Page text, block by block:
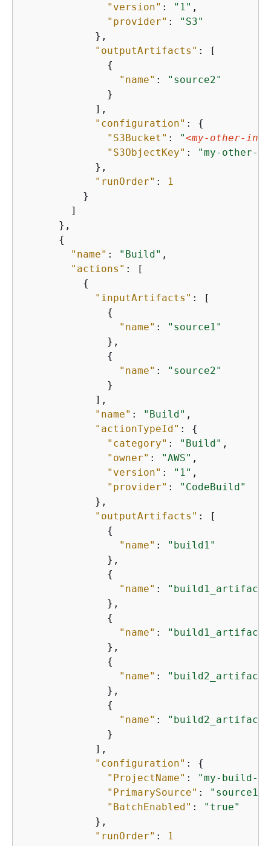
"version" : "1" ,
"provider" :
"S3"
            },
"outputArtifacts" : [
{
"name" :
"source2"
              }
            ],
"configuration" : {
"S3Bucket" : "<my-other-
"S3ObjectKey" :
"my-other-
            },
"runOrder" :
1
          }
        ]
      },
{
"name" : "Build" ,
"actions" : [
{
"inputArtifacts" : [
{
"name" :
"source1"
              },
{
"name" :
"source2"
              }
            ],
"name" : "Build" ,
"actionTypeId" : {
"category" : "Build" ,
"owner" : "AWS" ,
"version" : "1" ,
"provider" :
"CodeBuild"
            },
"outputArtifacts" : [
{
"name" :
"build1"
              },
{
"name" :
              },
{
"name" :
              },
{
"name" :
              },
{
"name" :
              }
            ],
"configuration" : {
"ProjectName" :
"my-build-
"PrimarySource" : "source1"
"BatchEnabled" :
"true"
            },
"runOrder" :
1